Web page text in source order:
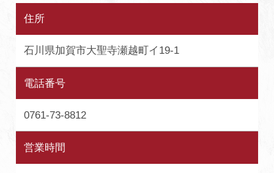
住所
石川県加賀市大聖寺瀬越町イ19-1
電話番号
0761-73-8812
営業時間